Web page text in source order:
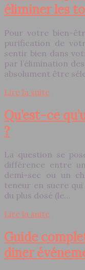
éliminer les
Pour votre bien-
purification de
sentir bien dans
par l’élimination
absolument être
Lire la suite
Qu’est-ce
?
La question se
différence entre
demi-sec ou un
teneur en sucre
du plus dosé (le…
Lire la suite
Guide
diner